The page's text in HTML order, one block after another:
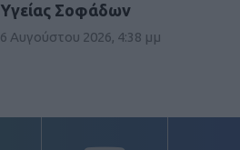
Υγείας Σοφάδων
6 Αυγούστου 2026, 4:38 μμ